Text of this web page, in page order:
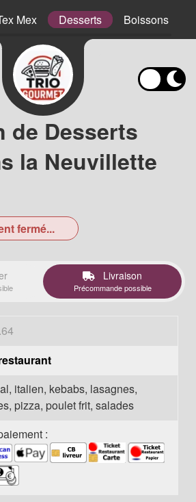
Mex Desserts Boissons
de Desserts
la Neuvillette
fermé...
Livraison
Précommande possible
italien, kebabs, lasagnes,
pizza, poulet frit, salades
: